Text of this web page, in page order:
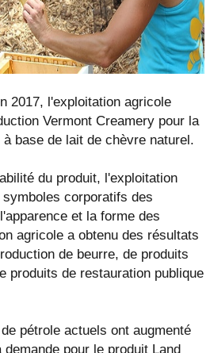
2017, l'exploitation agricole
Vermont Creamery pour la
base de lait de chèvre naturel.
du produit, l'exploitation
corporatifs des
et la forme des
agricole a obtenu des résultats
de beurre, de produits
produits de restauration publique
pétrole actuels ont augmenté
pour le produit Land